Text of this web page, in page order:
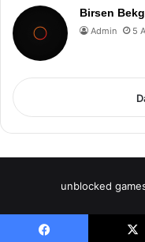
Birsen
Admin 5
unblocked